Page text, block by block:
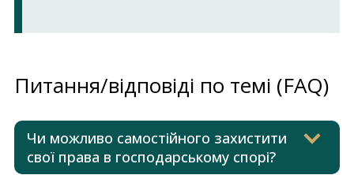
Питання/відповіді по темі (FAQ)
Чи можливо самостійного захистити
свої права в господарському спорі?